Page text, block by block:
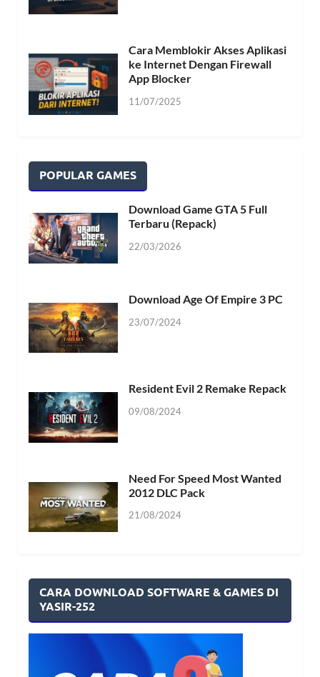
Cara Memblokir Akses Aplikasi
ke Internet Dengan Firewall
App Blocker
11/07/2025
POPULAR GAMES
Download Game GTA 5 Full
Terbaru (Repack)
22/03/2026
Download Age Of Empire 3 PC
23/07/2024
Resident Evil 2 Remake Repack
09/08/2024
Need For Speed Most Wanted
2012 DLC Pack
21/08/2024
CARA DOWNLOAD SOFTWARE & GAMES DI
YASIR-252